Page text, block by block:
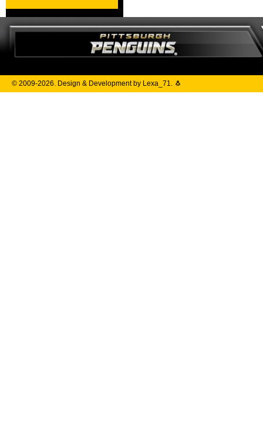
© 2009-2026. Design & Development by Lexa_71. 🐧